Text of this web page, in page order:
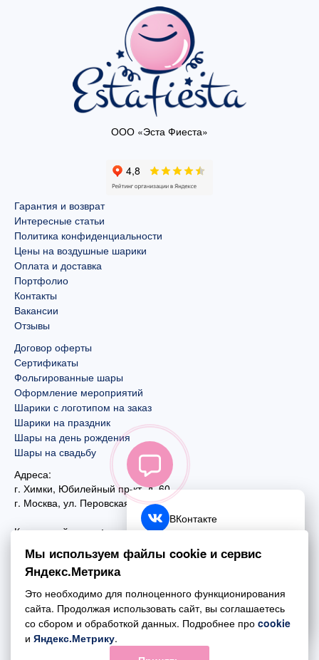
ООО «Эста Фиеста»
Гарантия и возврат
Интересные статьи
Политика конфиденциальности
Цены на воздушные шарики
Оплата и доставка
Портфолио
Контакты
Вакансии
Отзывы
Договор оферты
Сертификаты
Фольгированные шары
Оформление мероприятий
Шарики с логотипом на заказ
Шарики на праздник
Шары на день рождения
Шары на свадьбу
Адреса:
г. Химки, Юбилейный пр-кт, д. 60
г. Москва, ул. Перовская, д. 59
Контактный номер:
+7 (495) 970-44-75
Почта:
mail@esta-fiesta.ru
Режим работы интернет-магазина:
ПН-ВС с 09:00 до 21:00
ВКонтакте
Telegram
Обратный звонок
Мы используем файлы cookie и сервис
Яндекс.Метрика
Это необходимо для полноценного функционирования
сайта. Продолжая использовать сайт, вы соглашаетесь
со сбором и обработкой данных. Подробнее про cookie
и Яндекс.Метрику.